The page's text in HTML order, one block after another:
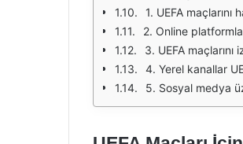
1. UEFA
2. Online
3. UEFA
4. Yerel kanallar
5. Sosyal medya